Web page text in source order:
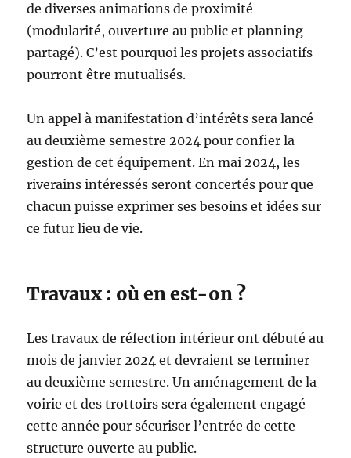
de diverses animations de proximité
(modularité, ouverture au public et planning
partagé). C’est pourquoi les projets associatifs
pourront être mutualisés.
Un appel à manifestation d’intérêts sera lancé
au deuxième semestre 2024 pour confier la
gestion de cet équipement. En mai 2024, les
riverains intéressés seront concertés pour que
chacun puisse exprimer ses besoins et idées sur
ce futur lieu de vie.
Travaux : où en est-on ?
Les travaux de réfection intérieur ont débuté au
mois de janvier 2024 et devraient se terminer
au deuxième semestre. Un aménagement de la
voirie et des trottoirs sera également engagé
cette année pour sécuriser l’entrée de cette
structure ouverte au public.